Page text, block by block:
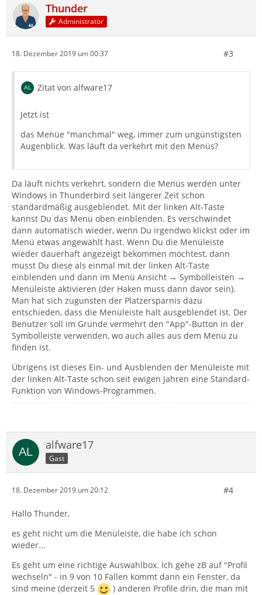
Thunder
Administrator
18. Dezember 2019 um 00:37 #3
Zitat von alfware17
Jetzt ist
das Menüe "manchmal" weg, immer zum ungünstigsten
Augenblick. Was läuft da verkehrt mit den Menüs?
Da läuft nichts verkehrt, sondern die Menüs werden unter
Windows in Thunderbird seit längerer Zeit schon
standardmäßig ausgeblendet. Mit der linken Alt-Taste
kannst Du das Menü oben einblenden. Es verschwindet
dann automatisch wieder, wenn Du irgendwo klickst oder im
Menü etwas angewählt hast. Wenn Du die Menüleiste
wieder dauerhaft angezeigt bekommen möchtest, dann
musst Du diese als einmal mit der linken Alt-Taste
einblenden und dann im Menü Ansicht → Symbolleisten →
Menüleiste aktivieren (der Haken muss dann davor sein).
Man hat sich zugunsten der Platzersparnis dazu
entschieden, dass die Menüleiste halt ausgeblendet ist. Der
Benutzer soll im Grunde vermehrt den "App"-Button in der
Symbolleiste verwenden, wo auch alles aus dem Menü zu
finden ist.
Übrigens ist dieses Ein- und Ausblenden der Menüleiste mit
der linken Alt-Taste schon seit ewigen Jahren eine Standard-
Funktion von Windows-Programmen.
alfware17
Gast
18. Dezember 2019 um 20:12 #4
Hallo Thunder,
es geht nicht um die Menüleiste, die habe ich schon
wieder...
Es geht um eine richtige Auswahlbox. Ich gehe zB auf "Profil
wechseln" - in 9 von 10 Fällen kommt dann ein Fenster, da
sind meine (derzeit 5
) anderen Profile drin, die man mit